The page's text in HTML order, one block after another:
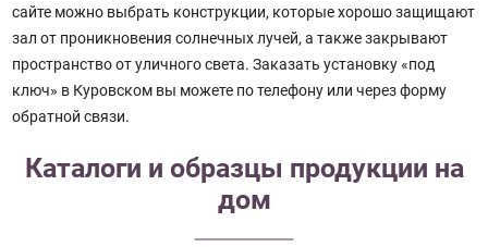
сайте можно выбрать конструкции, которые хорошо защищают
зал от проникновения солнечных лучей, а также закрывают
пространство от уличного света. Заказать установку «под
ключ» в Куровском вы можете по телефону или через форму
обратной связи.
Каталоги и образцы продукции на
дом